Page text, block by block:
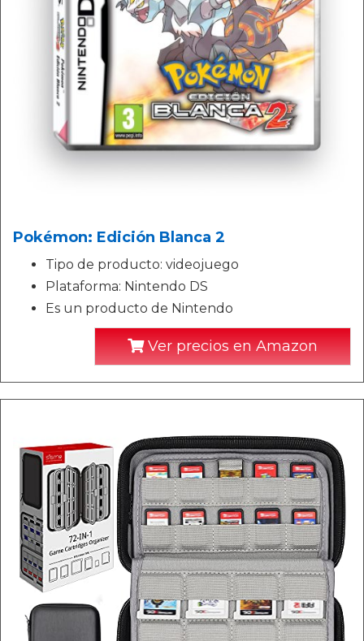
Pokémon: Edición Blanca 2
Tipo de producto: videojuego
Plataforma: Nintendo DS
Es un producto de Nintendo
Ver precios en Amazon